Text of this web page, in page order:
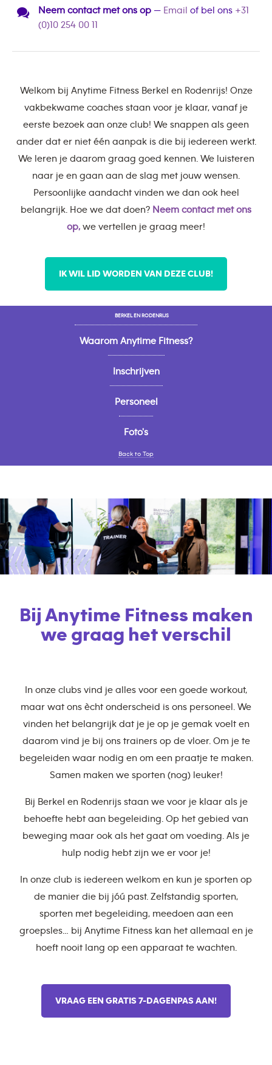
Neem contact met ons op — Email of bel ons +31
(0)10 254 00 11
Welkom bij Anytime Fitness Berkel en Rodenrijs! Onze
vakbekwame coaches staan voor je klaar, vanaf je
eerste bezoek aan onze club! We snappen als geen
ander dat er niet één aanpak is die bij iedereen werkt.
We leren je daarom graag goed kennen. We luisteren
naar je en gaan aan de slag met jouw wensen.
Persoonlijke aandacht vinden we dan ook heel
belangrijk. Hoe we dat doen? Neem contact met ons
op, we vertellen je graag meer!
IK WIL LID WORDEN VAN DEZE CLUB!
BERKEL EN RODENRIJS
Waarom Anytime Fitness?
Inschrijven
Personeel
Foto's
Back to Top
Bij Anytime Fitness maken
we graag het verschil
In onze clubs vind je alles voor een goede workout,
maar wat ons ècht onderscheid is ons personeel. We
vinden het belangrijk dat je je op je gemak voelt en
daarom vind je bij ons trainers op de vloer. Om je te
begeleiden waar nodig en om een praatje te maken.
Samen maken we sporten (nog) leuker!
Bij Berkel en Rodenrijs staan we voor je klaar als je
behoefte hebt aan begeleiding. Op het gebied van
beweging maar ook als het gaat om voeding. Als je
hulp nodig hebt zijn we er voor je!
In onze club is iedereen welkom en kun je sporten op
de manier die bij jóú past. Zelfstandig sporten,
sporten met begeleiding, meedoen aan een
groepsles… bij Anytime Fitness kan het allemaal en je
hoeft nooit lang op een apparaat te wachten.
VRAAG EEN GRATIS 7-DAGENPAS AAN!